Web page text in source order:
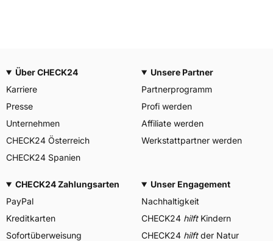
Über CHECK24
Karriere
Presse
Unternehmen
CHECK24 Österreich
CHECK24 Spanien
Unsere Partner
Partnerprogramm
Profi werden
Affiliate werden
Werkstattpartner werden
CHECK24 Zahlungsarten
PayPal
Kreditkarten
Sofortüberweisung
Unser Engagement
Nachhaltigkeit
CHECK24 hilftKindern
CHECK24 hilftder Natur